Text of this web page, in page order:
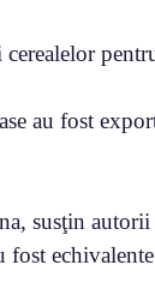
au fost
susţin
fost